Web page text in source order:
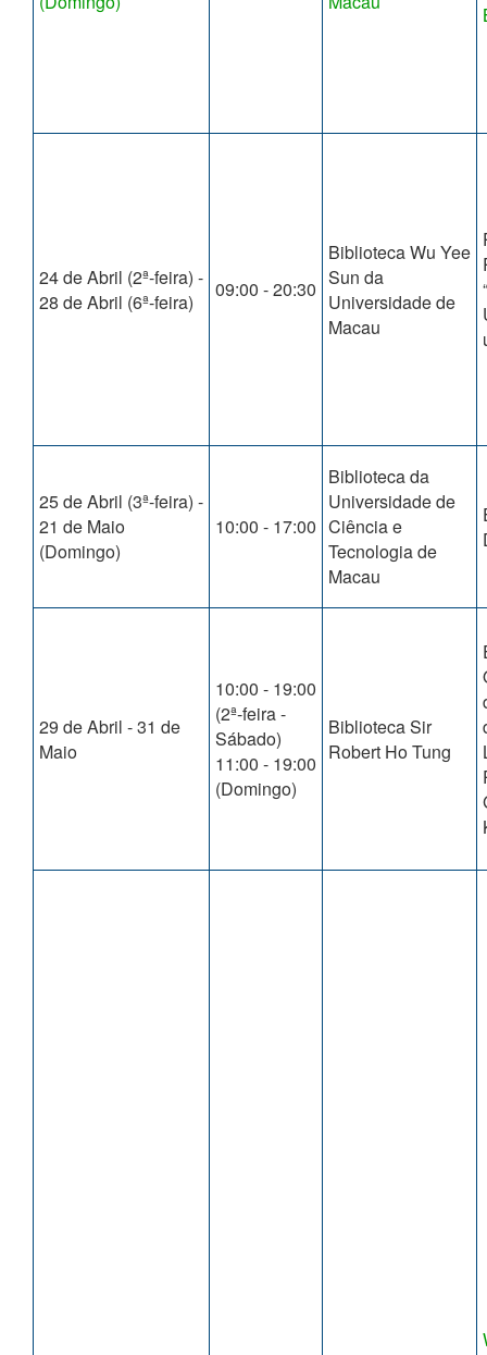
24 de Abril (2ª-feira) -
28 de Abril (6ª-feira)
09:00 - 20:30
Biblioteca Wu Yee
Sun da
Universidade de
Macau
25 de Abril (3ª-feira) -
21 de Maio
(Domingo)
10:00 - 17:00
Biblioteca da
Universidade de
Ciência e
Tecnologia de
Macau
29 de Abril - 31 de
Maio
10:00 - 19:00
(2ª-feira -
Sábado)
11:00 - 19:00
(Domingo)
Biblioteca Sir
Robert Ho Tung